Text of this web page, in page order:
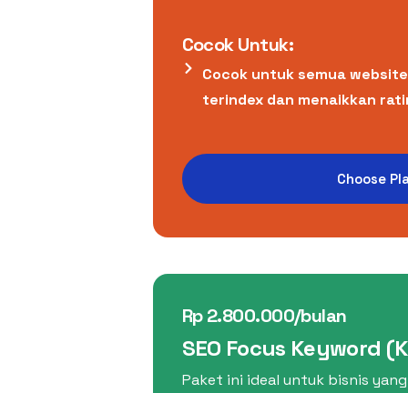
Cocok Untuk:
Cocok untuk semua
terindex dan menaikkan
Choose
Rp 2.800.000/bulan
SEO Focus Keyword
Paket ini ideal untuk bisnis